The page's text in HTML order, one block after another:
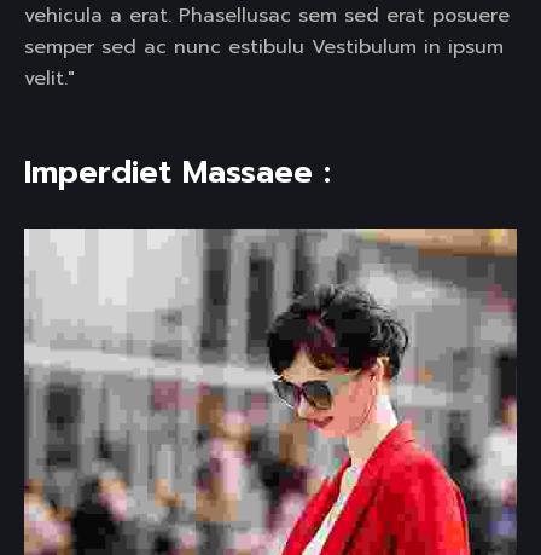
vehicula a erat. Phasellusac sem sed erat posuere
semper sed ac nunc estibulu Vestibulum in ipsum
velit."
Imperdiet Massaee :